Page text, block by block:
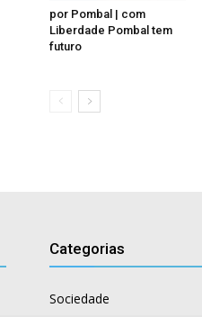
por Pombal | com
Liberdade Pombal tem
futuro
Categorias
Sociedade